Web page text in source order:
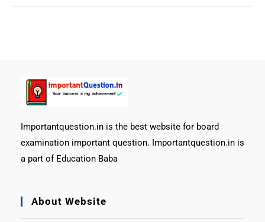
Importantquestion.in is the best website for board
examination important question. Importantquestion.in is
a part of Education Baba
About Website